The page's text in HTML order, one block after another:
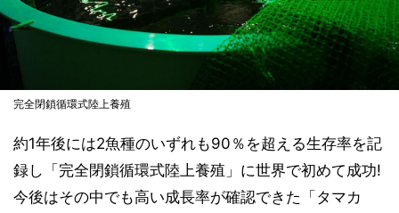
完全閉鎖循環式陸上養殖
約1年後には2魚種のいずれも90％を超える生存率を記
録し「完全閉鎖循環式陸上養殖」に世界で初めて成功!
今後はその中でも高い成長率が確認できた「タマカ